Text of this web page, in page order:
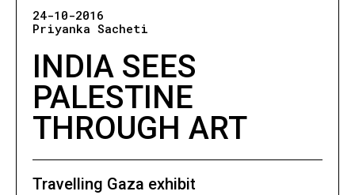
24-10-2016
Priyanka Sacheti
INDIA SEES
PALESTINE
THROUGH ART
Travelling Gaza exhibit